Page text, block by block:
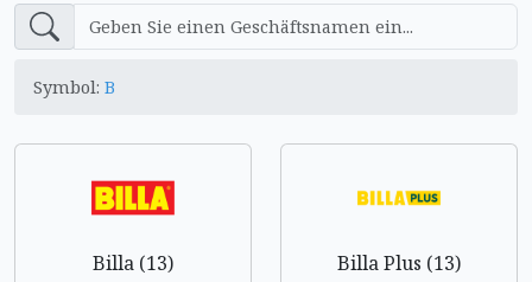
Symbol: B
Billa (13) Billa Plus (13)